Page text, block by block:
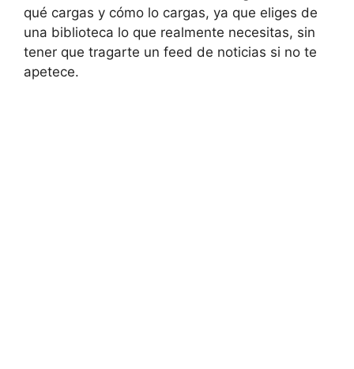
qué cargas y cómo lo cargas, ya que eliges de
una biblioteca lo que realmente necesitas, sin
tener que tragarte un feed de noticias si no te
apetece.